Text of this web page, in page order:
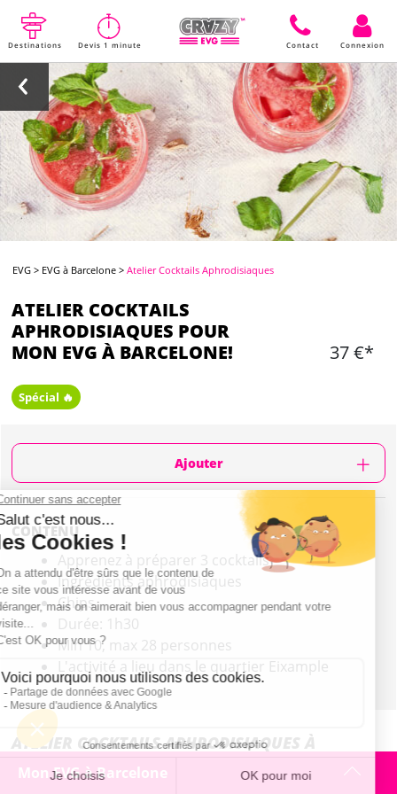
Destinations Devis 1 minute Contact Connexion
EVG > EVG à Barcelone >Atelier Cocktails Aphrodisiaques
ATELIER COCKTAILS
APHRODISIAQUES POUR
MON EVG À BARCELONE!
37 €*
Spécial 🔥
Ajouter
CONTENU
Apprenez à préparer 3 cocktails
Ingrédients aphrodisiaques
Chips
Durée: 1h30
Min 10, max 28 personnes
L'activité a lieu dans le quartier Eixample
ATELIER COCKTAILS APHRODISIAQUES À
BARCELONE : PRÉSENTATION
Mon EVG à Barcelone